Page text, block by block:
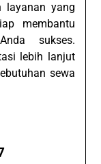
layanan yang
membantu
sukses.
lebih lanjut
sewa